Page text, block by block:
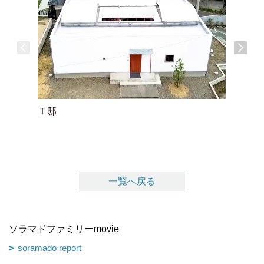
Ｔ邸
一覧へ戻る
ソラマドファミリーmovie
soramado report